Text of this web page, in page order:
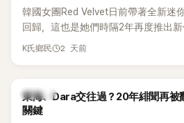
韓國女團Red Velvet日前帶著全新迷
回歸，這也是她們時隔2年再度推出
年，五位成員也一連舉辦三場粉絲演
K氏鄉民 2 天前
K-POP
東海、Dara交往過？20年緋聞再
關鍵